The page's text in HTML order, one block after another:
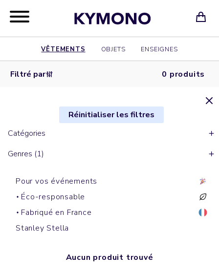
VÊTEMENTS OBJETS ENSEIGNES
Filtré par 0 produits
Réinitialiser les filtres
Catégories
Genres (1)
Pour vos événements
Éco-responsable
Fabriqué en France
Stanley Stella
Aucun produit trouvé